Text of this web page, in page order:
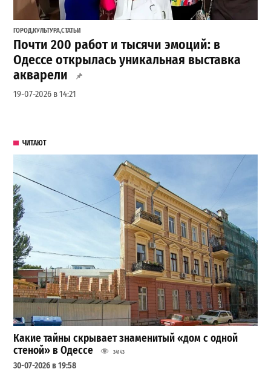
ГОРОД,КУЛЬТУРА,СТАТЬИ
Почти 200 работ и тысячи эмоций: в
Одессе открылась уникальная выставка
акварели
19-07-2026 в 14:21
ЧИТАЮТ
Какие тайны скрывает знаменитый «дом с одной
стеной» в Одессе
34143
30-07-2026 в 19:58